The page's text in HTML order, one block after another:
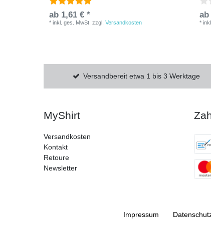
ab 1,61 € *
*inkl. ges. MwSt. zzgl.Versandkosten
ab
*
Versandbereit etwa 1 bis 3 Werktage
MyShirt
Versandkosten
Kontakt
Retoure
Newsletter
Impressum